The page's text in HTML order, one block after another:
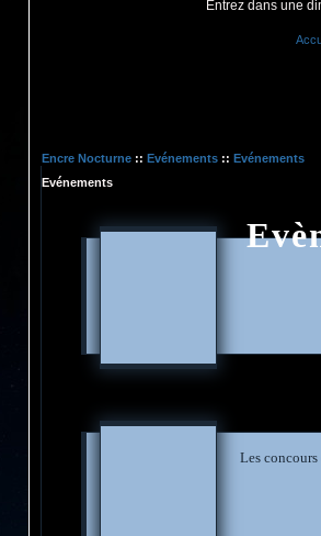
Entrez dans une
Encre Nocturne:: Evénements:: Evénements
Evénements
Les